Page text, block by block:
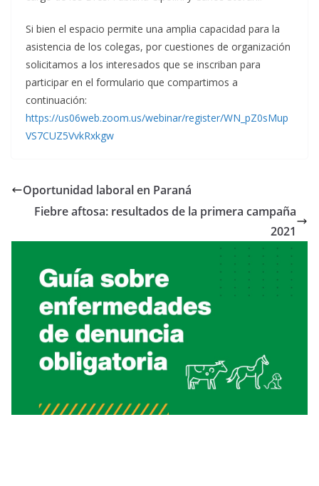
Si bien el espacio permite una amplia capacidad para la
asistencia de los colegas, por cuestiones de organización
solicitamos a los interesados que se inscriban para
participar en el formulario que compartimos a
continuación:
https://us06web.zoom.us/webinar/register/WN_pZ0sMup
VS7CUZ5VvkRxkgw
Oportunidad laboral en Paraná
Fiebre aftosa: resultados de la primera campaña
2021